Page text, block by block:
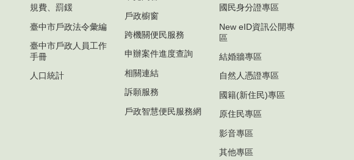
規費、罰鍰
臺中市戶政法令彙編
臺中市戶政人員工作
手冊
人口統計
戶政櫥窗
跨機關便民服務
申辦案件進度查詢
相關連結
訴願服務
戶政智慧便民服務網
國民身分證專區
New eID資訊公開專
區
結婚牆專區
自然人憑證專區
國籍(新住民)專區
原住民專區
影音專區
其他專區